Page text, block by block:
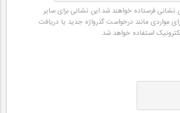
نشانی فرستاده خواهند شد.این نشانی برای سایر
مواردی مانند درخواست گذرواژه جدید یا دریافت
استفاده خواهد شد.